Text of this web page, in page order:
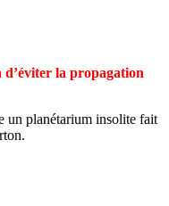
d’éviter la propagation
un planétarium insolite fait